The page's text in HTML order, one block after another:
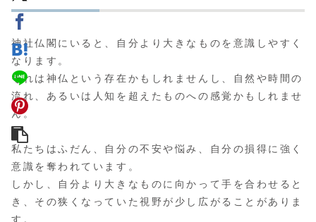
神社仏閣にいると、自分より大きなものを意識しやすく
なります。
それは神仏という存在かもしれませんし、自然や時間の
流れ、あるいは人知を超えたものへの感覚かもしれませ
ん。
私たちはふだん、自分の不安や悩み、自分の損得に強く
意識を奪われています。
しかし、自分より大きなものに向かって手を合わせると
き、その狭くなっていた視野が少し広がることがありま
す。